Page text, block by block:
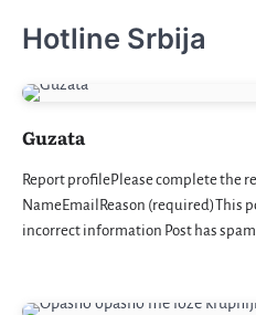
Hotline Srbija
Guzata
Report profilePlease complete the
NameEmailReason (required)This
incorrect information Post has spam